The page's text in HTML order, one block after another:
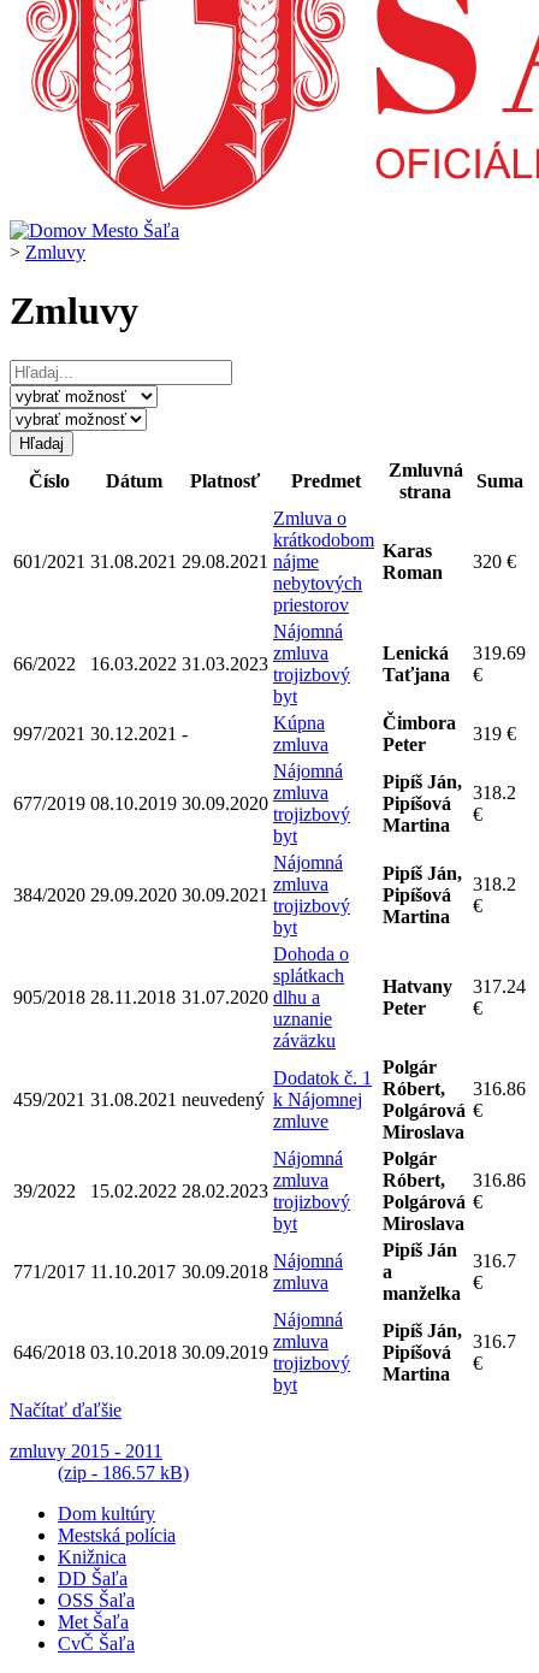
> Zmluvy
Zmluvy
Číslo Dátum Platnosť Predmet
Zmluvná
strana
Suma
601/2021 31.08.2021 29.08.2021
Zmluva o
krátkodobom
nájme
nebytových
priestorov
Karas
Roman
320 €
66/2022 16.03.2022 31.03.2023
Nájomná
zmluva
trojizbový
byt
Lenická
Taťjana
319.69
€
997/2021 30.12.2021 -
Kúpna
zmluva
Čimbora
Peter
319 €
677/2019 08.10.2019 30.09.2020
Nájomná
zmluva
trojizbový
byt
Pipíš Ján,
Pipíšová
Martina
318.2
€
384/2020 29.09.2020 30.09.2021
Nájomná
zmluva
trojizbový
byt
Pipíš Ján,
Pipíšová
Martina
318.2
€
905/2018 28.11.2018 31.07.2020
Dohoda o
splátkach
dlhu a
uznanie
záväzku
Hatvany
Peter
317.24
€
459/2021 31.08.2021 neuvedený
Dodatok č. 1
k Nájomnej
zmluve
Polgár
Róbert,
Polgárová
Miroslava
316.86
€
39/2022 15.02.2022 28.02.2023
Nájomná
zmluva
trojizbový
byt
Polgár
Róbert,
Polgárová
Miroslava
316.86
€
771/2017 11.10.2017 30.09.2018
Nájomná
zmluva
Pipíš Ján
a
manželka
316.7
€
646/2018 03.10.2018 30.09.2019
Nájomná
zmluva
trojizbový
byt
Pipíš Ján,
Pipíšová
Martina
316.7
€
Načítať ďaľšie
zmluvy 2015 - 2011
(zip - 186.57 kB)
Dom kultúry
Mestská polícia
Knižnica
DD Šaľa
OSS Šaľa
Met Šaľa
CvČ Šaľa